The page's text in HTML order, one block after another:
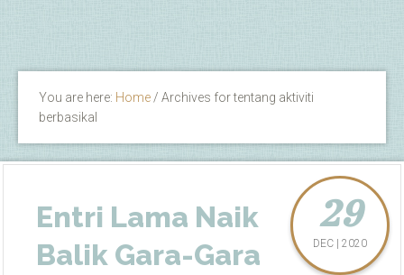
You are here: Home / Archives for tentang aktiviti
berbasikal
Entri Lama Naik
Balik Gara-Gara
29
DEC | 2020